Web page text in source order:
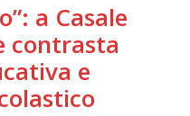
a Casale
contrasta
e